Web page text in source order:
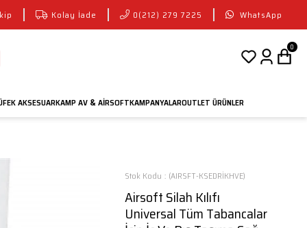
Kolay İade 0(212) 279 7225 WhatsApp
0
AKSESUARKAMP AV &AIRSOFTKAMPANYALAROUTLET ÜRÜNLER
Stok Kodu (AIRSFT-KSEDRİKHVE)
Airsoft Silah Kılıfı
Universal Tüm Tabancalar